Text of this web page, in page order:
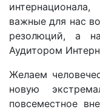
важные для нас
резолюций, а
Аудитором
Желаем
новую
повсеместное